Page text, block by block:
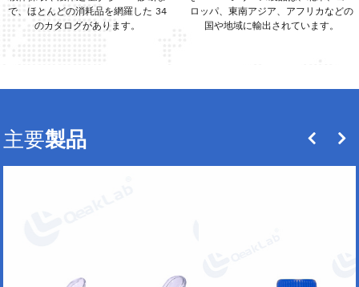
で、ほとんどの消耗品を網羅した 34
のカタログがあります。
ロッパ、東南アジア、アフリカなどの
国や地域に輸出されています。
主要製品